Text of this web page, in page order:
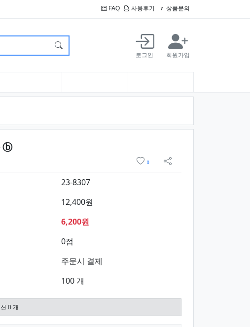
FAQ 사용후기 상품문의
로그인 회원가입
ⓑ요약정보 및 구매
0
sns 공유
23-8307
12,400원
6,200원
0점
주문시 결제
100 개
0 개